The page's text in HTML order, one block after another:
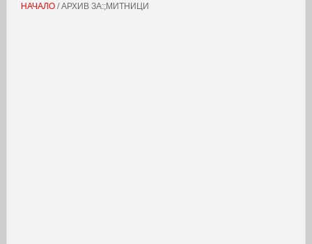
НАЧАЛО/ АРХИВ ЗА:;МИТНИЦИ